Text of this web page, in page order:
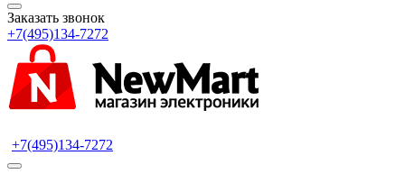
Заказать звонок
+7(495)134-7272
+7(495)134-7272